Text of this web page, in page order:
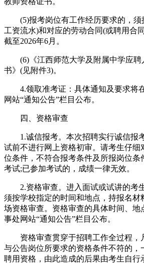
(5)报考岗位有工作经历要求的，须
工资流水)和对应的劳动合同(或聘用合
截至2026年6月。
(6)《江西师范大学及附属中学应聘
书》(见附件3)。
4.领取准考证：具体通知及要求将
网站“通知公告”栏目公布。
四、资格审查
1.诚信报考。本次招聘实行诚信报
试前不进行网上资格初审。请考生仔细
位条件，不符合报考条件及所报岗位条
考试;已参加考试的，成绩一律无效。
2.资格审查。进入面试或试讲的考
须按学校指定的时间和地点，持报名材
场资格审查。资格审查的具体时间、地
事处网站“通知公告”栏目公布。
资格审查贯穿于招聘工作全过程，
与公告岗位所要求的资格条件不符的，
聘用资格，由此造成的后果由考生自行